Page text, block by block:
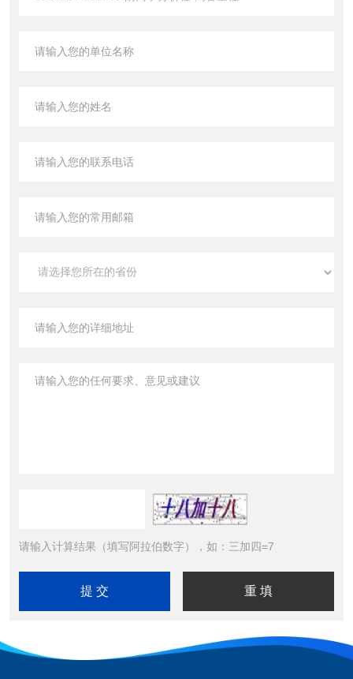
请输入计算结果（填写阿拉伯数字），如：三加四=7